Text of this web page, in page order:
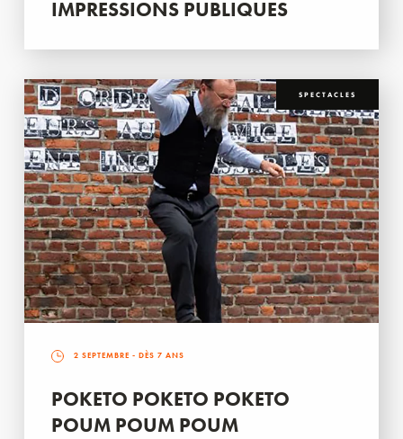
IMPRESSIONS PUBLIQUES
SPECTACLES
2 SEPTEMBRE - DÈS 7 ANS
POKETO POKETO POKETO
POUM POUM POUM